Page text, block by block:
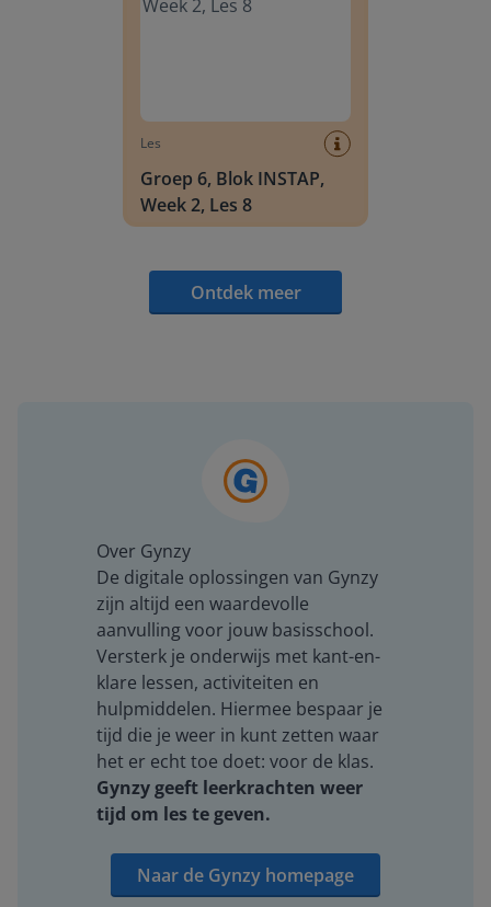
Les
Groep 6, Blok INSTAP,
Week 2, Les 8
Ontdek meer
Over Gynzy
De digitale oplossingen van Gynzy
zijn altijd een waardevolle
aanvulling voor jouw basisschool.
Versterk je onderwijs met kant-en-
klare lessen, activiteiten en
hulpmiddelen. Hiermee bespaar je
tijd die je weer in kunt zetten waar
het er echt toe doet: voor de klas.
Gynzy geeft leerkrachten weer
tijd om les te geven.
Naar de Gynzy homepage